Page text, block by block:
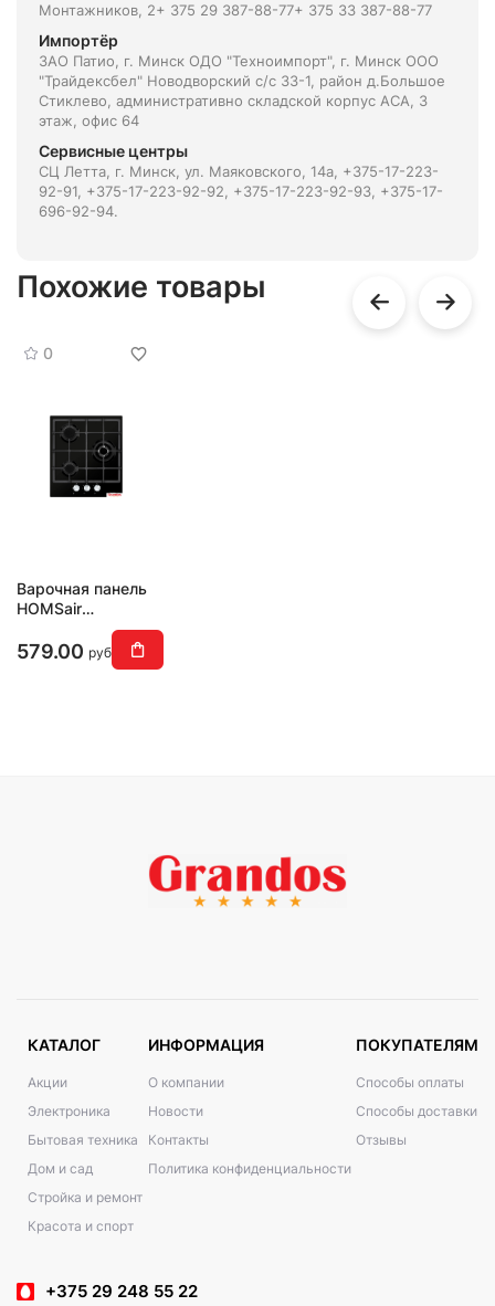
Монтажников, 2+ 375 29 387-88-77+ 375 33 387-88-77
Импортёр
ЗАО Патио, г. Минск ОДО "Техноимпорт", г. Минск ООО
"Трайдексбел" Новодворский с/с 33-1, район д.Большое
Стиклево, административно складской корпус АСА, 3
этаж, офис 64
Сервисные центры
СЦ Летта, г. Минск, ул. Маяковского, 14а, +375-17-223-
92-91, +375-17-223-92-92, +375-17-223-92-93, +375-17-
696-92-94.
Похожие товары
0
Варочная панель
HOMSair
HGE433TGCBK
579.00 руб
КАТАЛОГ
Акции
Электроника
Бытовая техника
Дом и сад
Стройка и ремонт
Красота и спорт
ИНФОРМАЦИЯ
О компании
Новости
Контакты
Политика конфиденциальности
ПОКУПАТЕЛЯМ
Способы оплаты
Способы доставки
Отзывы
+375 29 248 55 22